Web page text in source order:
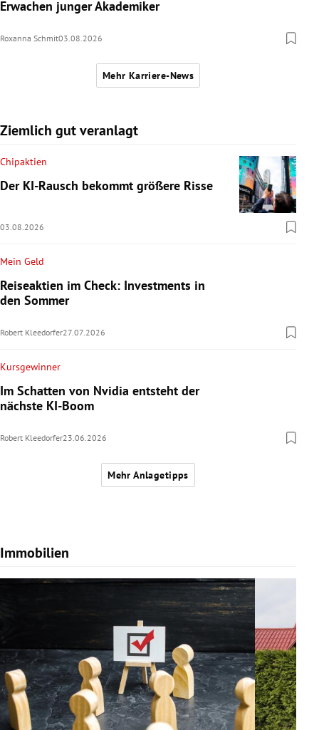
Erwachen junger Akademiker
Roxanna Schmit03.08.2026
Mehr Karriere-News
Ziemlich gut veranlagt
Chipaktien
Der KI-Rausch bekommt größere Risse
03.08.2026
Mein Geld
Reiseaktien im Check: Investments in
den Sommer
Robert Kleedorfer27.07.2026
Kursgewinner
Im Schatten von Nvidia entsteht der
nächste KI-Boom
Robert Kleedorfer23.06.2026
Mehr Anlagetipps
Immobilien
Slide 1 von 7